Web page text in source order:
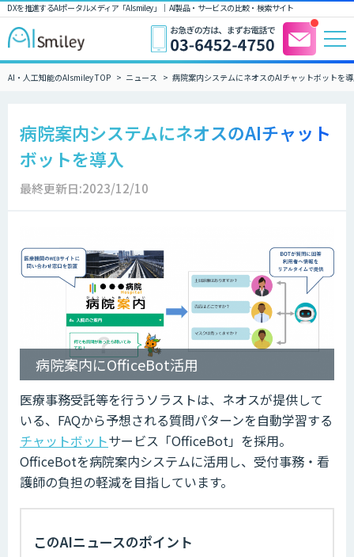
DXを推進するAIポータルメディア「AIsmiley」｜ AI製品・サービスの比較・検索サイト
AI・人工知能のAIsmiley TOP ニュース 病院案内システムにネオスのAIチャットボットを
病院案内システムにネオスのAIチャット
ボットを導入
最終更新日:2023/12/10
病院案内にOfficeBot活用
医療事務受託等を行うソラストは、ネオスが提供して
いる、FAQから予想される質問パターンを自動学習する
チャットボットサービス「OfficeBot」を採用。
OfficeBotを病院案内システムに活用し、受付事務・看
護師の負担の軽減を目指しています。
このAIニュースのポイント